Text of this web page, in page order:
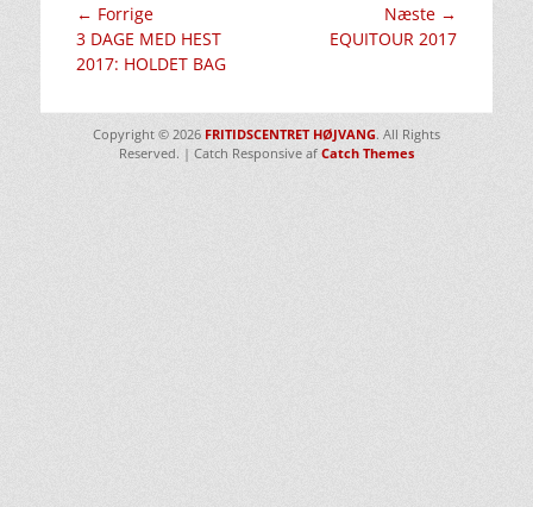
Indlægsnavigation
← Forrige
Forrige
indlæg:
3 DAGE MED HEST
2017: HOLDET BAG
Næste →
EQUITOUR 2017
Copyright © 2026 FRITIDSCENTRET HØJVANG. All Rights
Reserved. | Catch Responsive af Catch Themes